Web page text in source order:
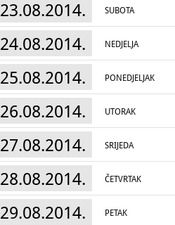
23.08.2014. SUBOTA
24.08.2014. NEDJELJA
25.08.2014. PONEDJELJAK
26.08.2014. UTORAK
27.08.2014. SRIJEDA
28.08.2014. ČETVRTAK
29.08.2014. PETAK